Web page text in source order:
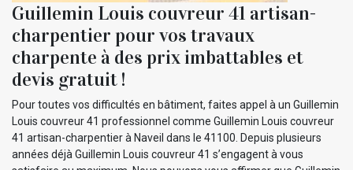
Guillemin Louis couvreur 41 artisan-
charpentier pour vos travaux
charpente à des prix imbattables et
devis gratuit !
Pour toutes vos difficultés en bâtiment, faites appel à un Guillemin
Louis couvreur 41 professionnel comme Guillemin Louis couvreur
41 artisan-charpentier à Naveil dans le 41100. Depuis plusieurs
années déjà Guillemin Louis couvreur 41 s’engagent à vous